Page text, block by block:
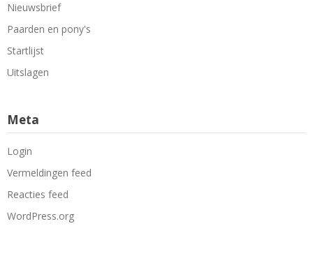
Nieuwsbrief
Paarden en pony's
Startlijst
Uitslagen
Meta
Login
Vermeldingen feed
Reacties feed
WordPress.org